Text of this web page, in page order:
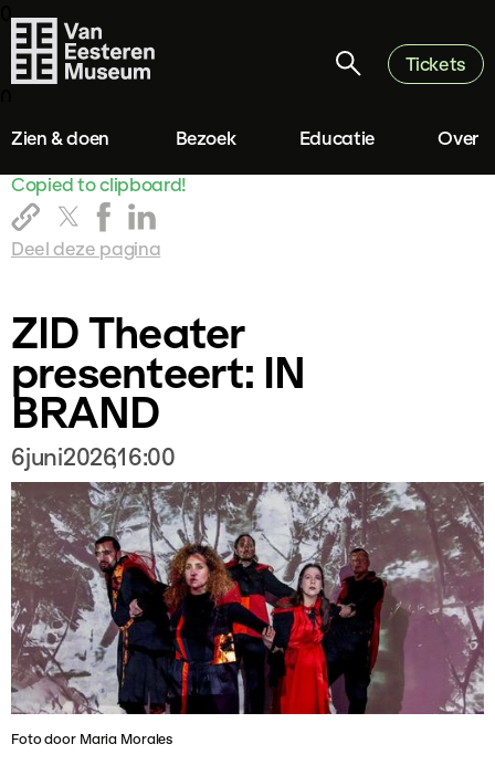
0
Tickets
Zien & doen Bezoek Educatie Over
Deel deze pagina
Copied to clipboard!
ZID Theater
presenteert: IN
BRAND
6juni2026,16:00
Foto door Maria Morales